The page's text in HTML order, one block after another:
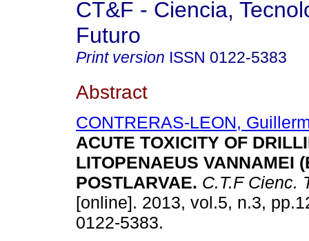
CT&F - Ciencia,
Futuro
Print version ISSN 0122-5383
Abstract
CONTRERAS-LEON,
ACUTE TOXICITY OF
LITOPENAEUS VANNAMEI
POSTLARVAE. C.T.F Cienc.
[online]. 2013, vol.5, n.3,
0122-5383.